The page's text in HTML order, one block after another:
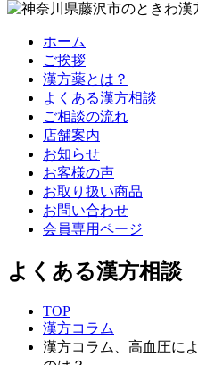
ホーム
ご挨拶
漢方薬とは？
よくある漢方相談
ご相談の流れ
店舗案内
お知らせ
お客様の声
お取り扱い商品
お問い合わせ
会員専用ページ
よくある漢方相談
TOP
漢方コラム
漢方コラム、高血圧に